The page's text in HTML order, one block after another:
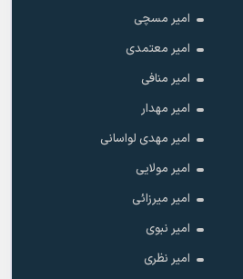
امیر مسچی
امیر معتمدی
امیر منافی
امیر مهدار
امیر مهدی لواسانی
امیر مولایی
امیر میرزائی
امیر نبوی
امیر نظری